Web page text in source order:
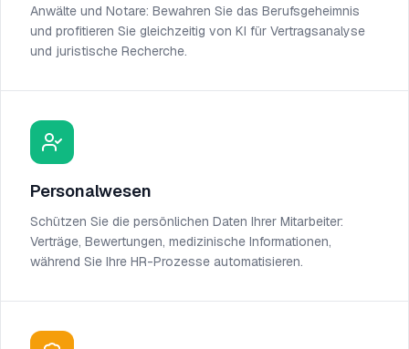
Anwälte und Notare: Bewahren Sie das Berufsgeheimnis
und profitieren Sie gleichzeitig von KI für Vertragsanalyse
und juristische Recherche.
Personalwesen
Schützen Sie die persönlichen Daten Ihrer Mitarbeiter:
Verträge, Bewertungen, medizinische Informationen,
während Sie Ihre HR-Prozesse automatisieren.